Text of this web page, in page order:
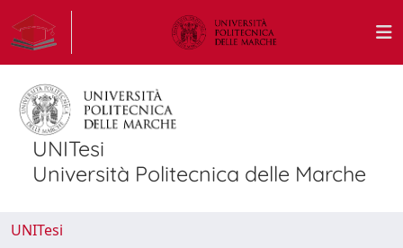
UNITesi
Università Politecnica delle Marche
UNITesi